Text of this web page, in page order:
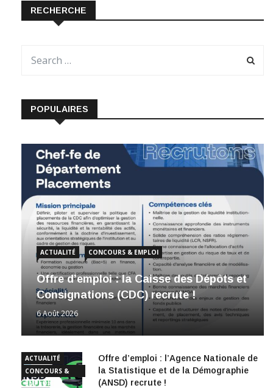
RECHERCHE
POPULAIRES
ACTUALITÉ CONCOURS & EMPLOI
Offre d’emploi : la Caisse des Dépôts et
Consignations (CDC) recrute !
6 Août 2026
ACTUALITÉ
CONCOURS &
EMPLOI
Offre d’emploi : l’Agence Nationale de
la Statistique et de la Démographie
(ANSD) recrute !